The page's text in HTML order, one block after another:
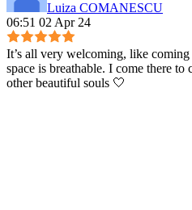
Luiza COMANESCU
06:51 02 Apr 24
It’s all very welcoming, like
space is breathable. I come there
other beautiful souls 🤍